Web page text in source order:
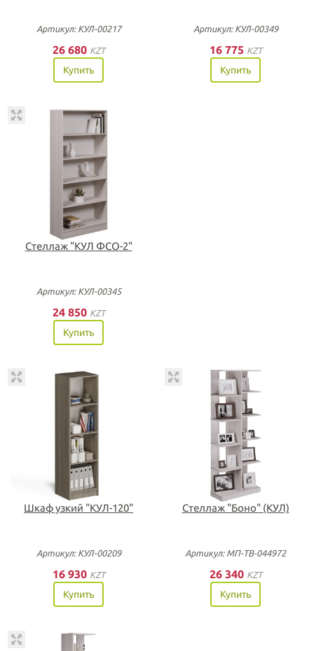
Артикул: КУЛ-00217
26 680 KZT
Купить
Артикул: КУЛ-00349
16 775 KZT
Купить
Стеллаж "КУЛ ФСО-2"
Артикул: КУЛ-00345
24 850 KZT
Купить
Шкаф узкий "КУЛ-120"
Артикул: КУЛ-00209
16 930 KZT
Купить
Стеллаж "Боно" (КУЛ)
Артикул: МП-ТВ-044972
26 340 KZT
Купить